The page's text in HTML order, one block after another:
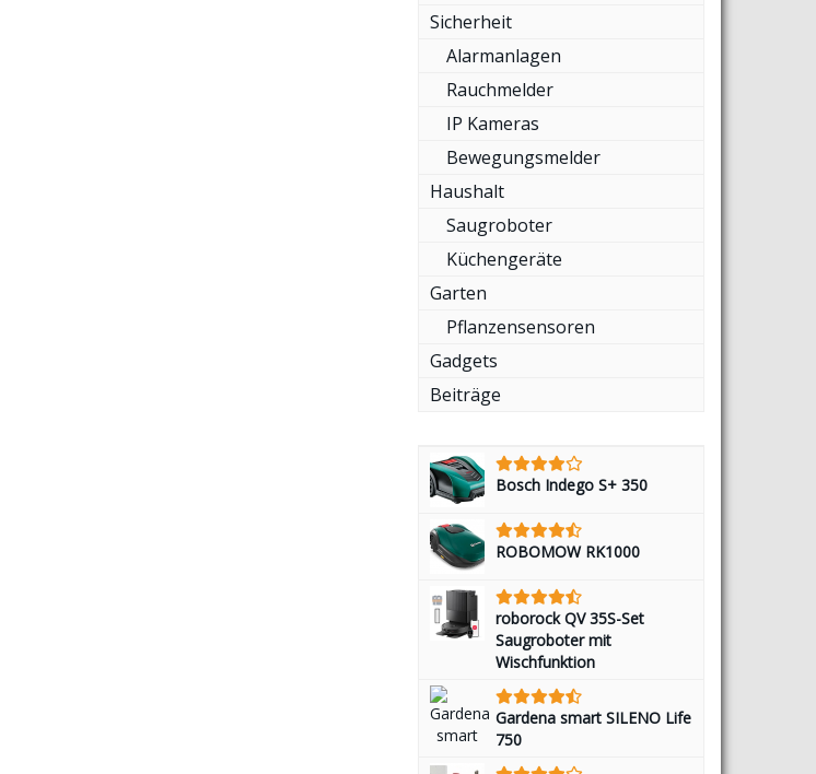
Sicherheit
Alarmanlagen
Rauchmelder
IP Kameras
Bewegungsmelder
Haushalt
Saugroboter
Küchengeräte
Garten
Pflanzensensoren
Gadgets
Beiträge
Bosch Indego S+ 350
ROBOMOW RK1000
roborock QV 35S-Set
Saugroboter mit
Wischfunktion
Gardena smart SILENO Life
750